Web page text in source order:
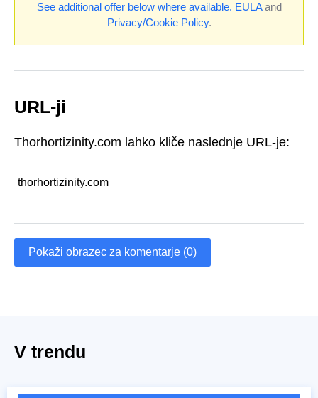
See additional offer below where available. EULAand
Privacy/Cookie Policy.
URL-ji
Thorhortizinity.com lahko kliče naslednje URL-je:
thorhortizinity.com
Pokaži obrazec za komentarje (0)
V trendu